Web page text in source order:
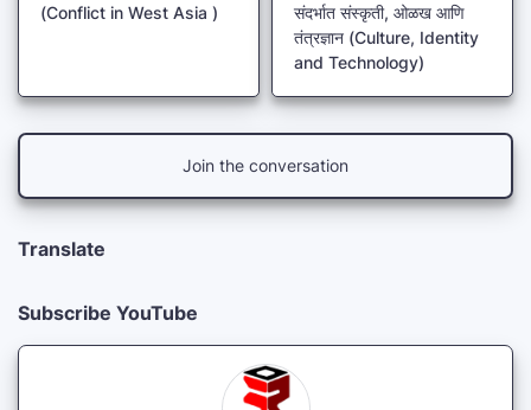
(Conflict in West Asia )
संदर्भात संस्कृती, ओळख आणि
तंत्रज्ञान (Culture, Identity
and Technology)
Join the conversation
Translate
Subscribe YouTube